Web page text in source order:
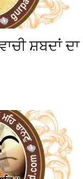
ਸ਼ਬਦਾਂ ਦਾ